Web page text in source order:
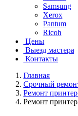
Samsung
Xerox
Pantum
Ricoh
Цены
Выезд мастера
Контакты
Главная
Срочный
Ремонт
Ремонт